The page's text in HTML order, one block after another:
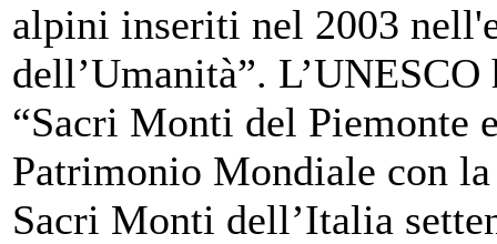
alpini inseriti nel 2003
dell’Umanità”.
“Sacri Monti del Piemonte
Patrimonio Mondiale con
Sacri Monti dell’Italia